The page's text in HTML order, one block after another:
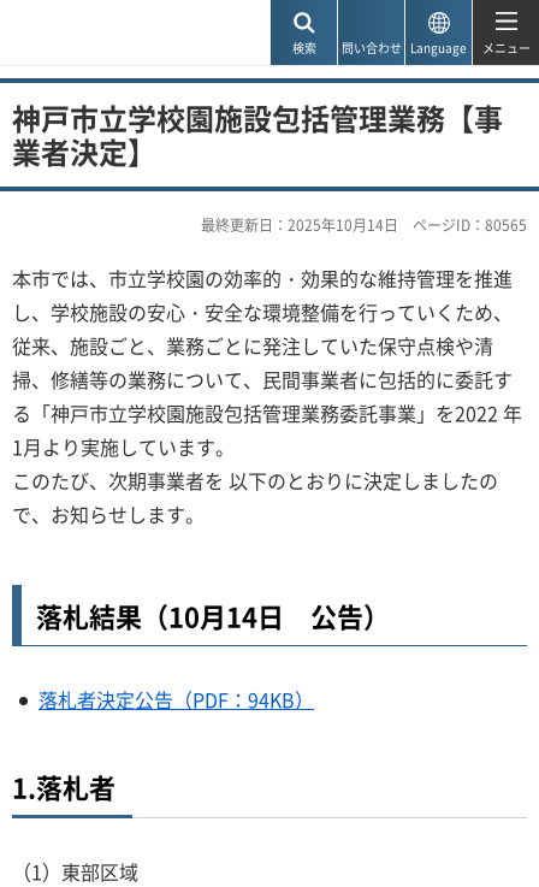
検索 問い合わせ Language メニュー
神戸市立学校園施設包括管理業務【事
業者決定】
最終更新日：2025年10月14日 ページID：80565
本市では、市立学校園の効率的・効果的な維持管理を推進
し、学校施設の安心・安全な環境整備を行っていくため、
従来、施設ごと、業務ごとに発注していた保守点検や清
掃、修繕等の業務について、民間事業者に包括的に委託す
る「神戸市立学校園施設包括管理業務委託事業」を2022 年
1月より実施しています。
このたび、次期事業者を 以下のとおりに決定しましたの
で、お知らせします。
落札結果（10月14日 公告）
落札者決定公告（PDF：94KB）
1.落札者
（1）東部区域